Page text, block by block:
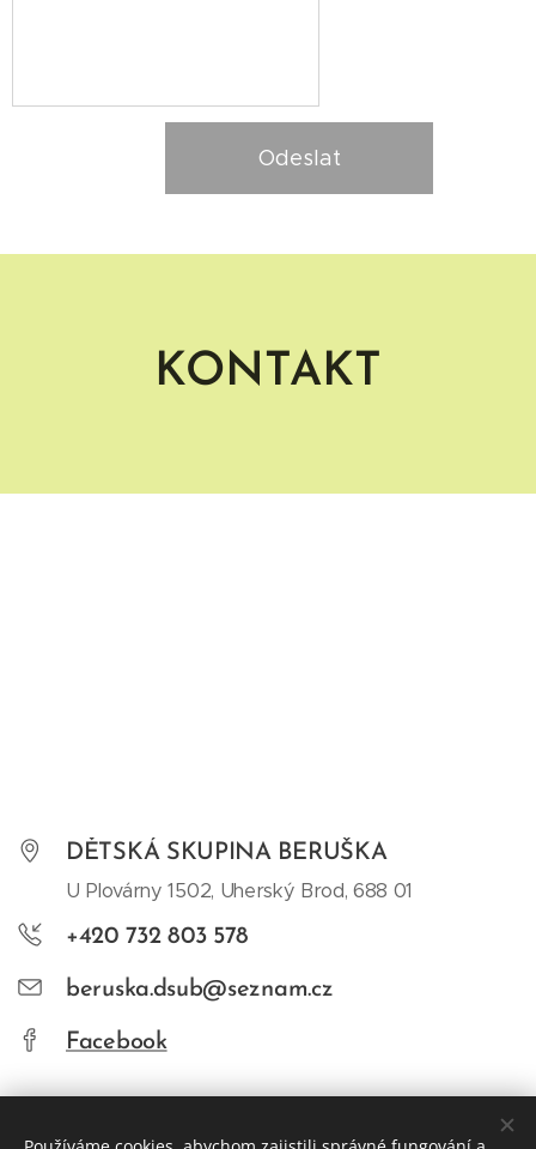
Odeslat
KONTAKT
DĚTSKÁ SKUPINA BERUŠKA
U Plovárny 1502, Uherský Brod, 688 01
+420 732 803 578
beruska.dsub@seznam.cz
Facebook